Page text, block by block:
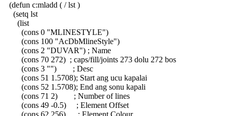
(defun c:mladd ( / lst )
(setq lst
(list
(cons 0 "MLINESTYLE")
(cons 100 "AcDbMlineStyle")
(cons 2 "DUVAR") ; Name
(cons 70 272) ; caps/fill/joints 273 dolu 272 bos
(cons 3 "") ; Desc
(cons 51 1.5708); Start ang ucu kapalai
(cons 52 1.5708); End ang sonu kapali
(cons 71 2) ; Number of lines
(cons 49 -0.5) ; Element Offset
(cons 62 256) ; Element Colour